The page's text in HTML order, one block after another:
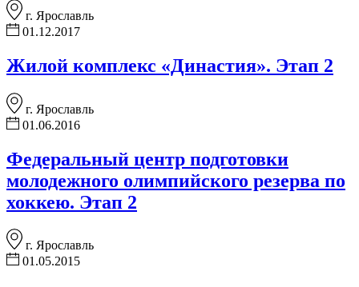
г. Ярославль
01.12.2017
Жилой комплекс «Династия». Этап 2
г. Ярославль
01.06.2016
Федеральный центр подготовки
молодежного олимпийского резерва по
хоккею. Этап 2
г. Ярославль
01.05.2015